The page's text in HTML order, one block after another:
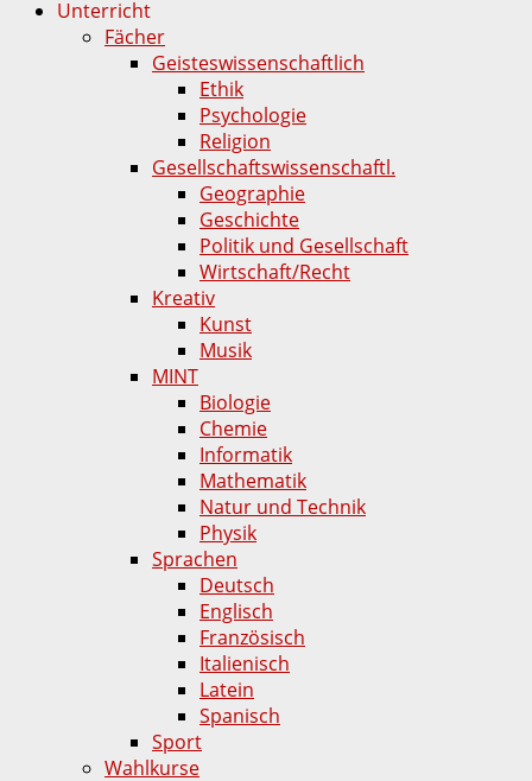
Unterricht
Fächer
Geisteswissenschaftlich
Ethik
Psychologie
Religion
Gesellschaftswissenschaftl.
Geographie
Geschichte
Politik und Gesellschaft
Wirtschaft/Recht
Kreativ
Kunst
Musik
MINT
Biologie
Chemie
Informatik
Mathematik
Natur und Technik
Physik
Sprachen
Deutsch
Englisch
Französisch
Italienisch
Latein
Spanisch
Sport
Wahlkurse